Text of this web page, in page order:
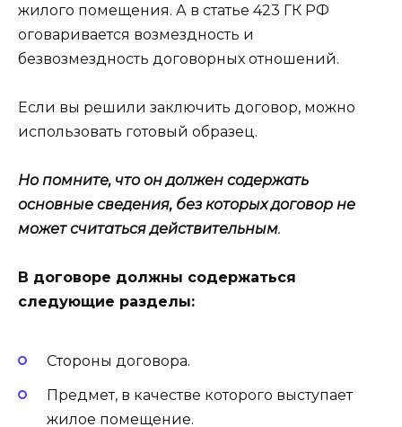
жилого помещения. А в статье 423 ГК РФ
оговаривается возмездность и
безвозмездность договорных отношений.
Если вы решили заключить договор, можно
использовать готовый образец.
Но помните, что он должен содержать
основные сведения, без которых договор не
может считаться действительным.
В договоре должны содержаться
следующие разделы:
Стороны договора.
Предмет, в качестве которого выступает
жилое помещение.